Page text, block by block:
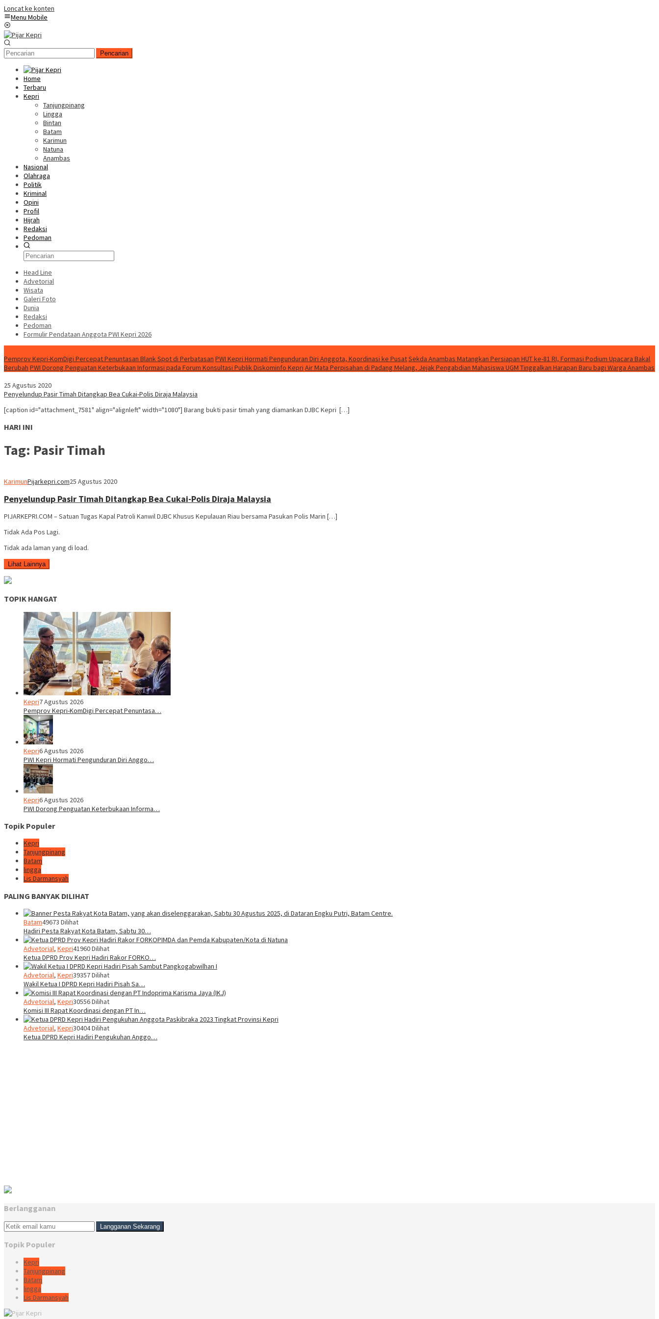
Loncat ke konten
Menu Mobile
Pencarian
Home
Terbaru
Kepri
Tanjungpinang
Lingga
Bintan
Batam
Karimun
Natuna
Anambas
Nasional
Olahraga
Politik
Kriminal
Opini
Profil
Hijrah
Redaksi
Pedoman
Head Line
Advetorial
Wisata
Galeri Foto
Dunia
Redaksi
Pedoman
Formulir Pendataan Anggota PWI Kepri 2026
Pemprov Kepri-KomDigi Percepat Penuntasan Blank Spot di Perbatasan PWI Kepri Hormati Pengunduran Diri Anggota, Koordinasi ke PusatSekda Anambas Matangkan Persiapan HUT ke-81 RI, Formasi Podium Upacara Bakal
Berubah PWI Dorong Penguatan Keterbukaan Informasi pada Forum Konsultasi Publik Diskominfo Kepri Air Mata Perpisahan di Padang Melang, Jejak Pengabdian Mahasiswa UGM Tinggalkan Harapan Baru bagi Warga Anambas
25 Agustus 2020
Penyelundup Pasir Timah Ditangkap Bea Cukai-Polis Diraja Malaysia
[caption id="attachment_7581" align="alignleft" width="1080"] Barang bukti pasir timah yang diamankan DJBC Kepri […]
HARI INI
Tag: Pasir Timah
KarimunPijarkepri.com25 Agustus 2020
Penyelundup Pasir Timah Ditangkap Bea Cukai-Polis Diraja Malaysia
PIJARKEPRI.COM – Satuan Tugas Kapal Patroli Kanwil DJBC Khusus Kepulauan Riau bersama Pasukan Polis Marin […]
Tidak Ada Pos Lagi.
Tidak ada laman yang di load.
Lihat Lainnya
TOPIK HANGAT
Kepri7 Agustus 2026
Pemprov Kepri-KomDigi Percepat Penuntasa…
Kepri6 Agustus 2026
PWI Kepri Hormati Pengunduran Diri Anggo…
Kepri6 Agustus 2026
PWI Dorong Penguatan Keterbukaan Informa…
Topik Populer
Kepri
Tanjungpinang
Batam
lingga
Lis Darmansyah
PALING BANYAK DILIHAT
Batam49673 Dilihat
Hadiri Pesta Rakyat Kota Batam, Sabtu 30…
Advetorial, Kepri41960 Dilihat
Ketua DPRD Prov Kepri Hadiri Rakor FORKO…
Advetorial, Kepri39357 Dilihat
Wakil Ketua I DPRD Kepri Hadiri Pisah Sa…
Advetorial, Kepri30556 Dilihat
Komisi III Rapat Koordinasi dengan PT In…
Advetorial, Kepri30404 Dilihat
Ketua DPRD Kepri Hadiri Pengukuhan Anggo…
Berlangganan
Topik Populer
Kepri
Tanjungpinang
Batam
lingga
Lis Darmansyah